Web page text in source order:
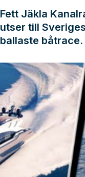
Fett Jäkla
utser till
ballaste